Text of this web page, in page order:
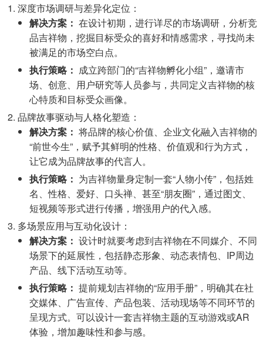
深度市场调研与差异化定位：
解决方案： 在设计初期，进行详尽的市场调研，分析竞
品吉祥物，挖掘目标受众的喜好和情感需求，寻找尚未
被满足的市场空白点。
执行策略： 成立跨部门的“吉祥物孵化小组”，邀请市
场、创意、用户研究等人员参与，共同定义吉祥物的核
心特质和目标受众画像。
品牌故事驱动与人格化塑造：
解决方案： 将品牌的核心价值、企业文化融入吉祥物的
“前世今生”，赋予其鲜明的性格、价值观和行为方式，
让它成为品牌故事的代言人。
执行策略： 为吉祥物量身定制一套“人物小传”，包括姓
名、性格、爱好、口头禅、甚至“朋友圈”，通过图文、
短视频等形式进行传播，增强用户的代入感。
多场景应用与互动化设计：
解决方案： 设计时就要考虑到吉祥物在不同媒介、不同
场景下的延展性，包括静态形象、动态表情包、IP周边
产品、线下活动互动等。
执行策略： 提前规划吉祥物的“应用手册”，明确其在社
交媒体、广告宣传、产品包装、活动现场等不同环节的
呈现方式。可以设计一套吉祥物主题的互动游戏或AR
体验，增加趣味性和参与感。